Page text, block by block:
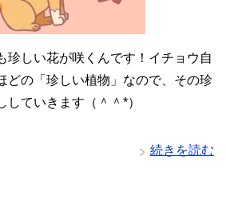
珍しい花が咲くんです！イチョウ自
どの「珍しい植物」なので、その珍
していきます（＾＾*）
続きを読む